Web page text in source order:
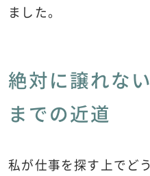
ました。
絶対に譲れな
までの近道
私が仕事を探す上でど